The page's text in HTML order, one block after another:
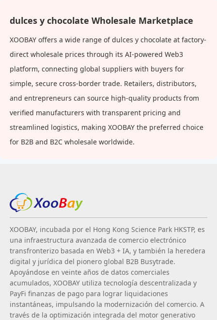
dulces y chocolate Wholesale Marketplace
XOOBAY offers a wide range of dulces y chocolate at factory-
direct wholesale prices through its AI-powered Web3
platform, connecting global suppliers with buyers for
simple, secure cross-border trade. Retailers, distributors,
and entrepreneurs can source high-quality products from
verified manufacturers with transparent pricing and
streamlined logistics, making XOOBAY the preferred choice
for B2B and B2C wholesale worldwide.
XOOBAY, incubada por el Hong Kong Science Park HKSTP, es
una infraestructura avanzada de comercio electrónico
transfronterizo basada en Web3 + IA, y también la heredera
digital y jurídica del pionero global B2B Busytrade.
Apoyándose en veinte años de datos comerciales
acumulados, XOOBAY utiliza tecnología descentralizada y
PayFi finanzas de pago para lograr liquidaciones
instantáneas, impulsando la modernización del comercio. A
través de la optimización integrada del motor generativo